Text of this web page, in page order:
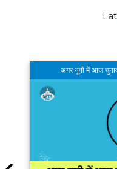
अगर यूपी में आज चुनाव